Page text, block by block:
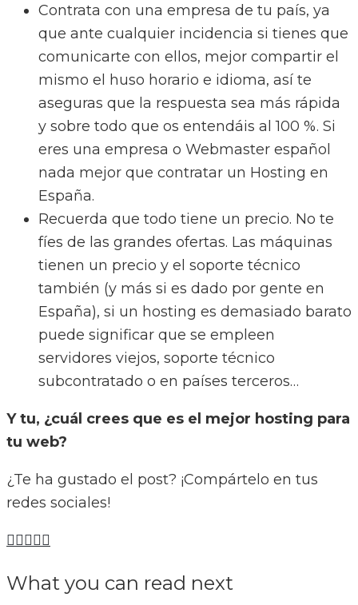
Contrata con una empresa de tu país, ya
que ante cualquier incidencia si tienes que
comunicarte con ellos, mejor compartir el
mismo el huso horario e idioma, así te
aseguras que la respuesta sea más rápida
y sobre todo que os entendáis al 100 %. Si
eres una empresa o Webmaster español
nada mejor que contratar un Hosting en
España.
Recuerda que todo tiene un precio. No te
fíes de las grandes ofertas. Las máquinas
tienen un precio y el soporte técnico
también (y más si es dado por gente en
España), si un hosting es demasiado barato
puede significar que se empleen
servidores viejos, soporte técnico
subcontratado o en países terceros…
Y tu, ¿cuál crees que es el mejor hosting para
tu web?
¿Te ha gustado el post? ¡Compártelo en tus
redes sociales!
What you can read next